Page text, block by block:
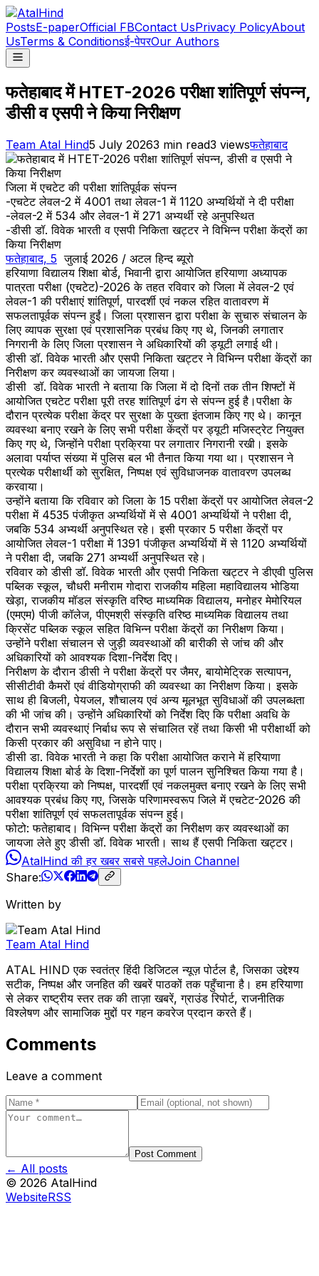
PostsE-paperOfficial FBContact UsPrivacy PolicyAbout
UsTerms & Conditionsई-पेपरOur Authors
फतेहाबाद में HTET-2026 परीक्षा शांतिपूर्ण संपन्न,
डीसी व एसपी ने किया निरीक्षण
Team Atal Hind5 July 20263 min read3 viewsफतेहाबाद
जिला में एचटेट की परीक्षा शांतिपूर्वक संपन्न
-एचटेट लेवल-2 में 4001 तथा लेवल-1 में 1120 अभ्यर्थियों ने दी परीक्षा
-लेवल-2 में 534 और लेवल-1 में 271 अभ्यर्थी रहे अनुपस्थित
-डीसी डॉ. विवेक भारती व एसपी निकिता खट्टर ने विभिन्न परीक्षा केंद्रों का
किया निरीक्षण
फतेहाबाद, 5 जुलाई 2026 / अटल हिन्द ब्यूरो
हरियाणा विद्यालय शिक्षा बोर्ड, भिवानी द्वारा आयोजित हरियाणा अध्यापक
पात्रता परीक्षा (एचटेट)-2026 के तहत रविवार को जिला में लेवल-2 एवं
लेवल-1 की परीक्षाएं शांतिपूर्ण, पारदर्शी एवं नकल रहित वातावरण में
सफलतापूर्वक संपन्न हुईं। जिला प्रशासन द्वारा परीक्षा के सुचारु संचालन के
लिए व्यापक सुरक्षा एवं प्रशासनिक प्रबंध किए गए थे, जिनकी लगातार
निगरानी के लिए जिला प्रशासन ने अधिकारियों की ड्यूटी लगाई थी।
डीसी डॉ. विवेक भारती और एसपी निकिता खट्टर ने विभिन्न परीक्षा केंद्रों का
निरीक्षण कर व्यवस्थाओं का जायजा लिया।
डीसी डॉ. विवेक भारती ने बताया कि जिला में दो दिनों तक तीन शिफ्टों में
आयोजित एचटेट परीक्षा पूरी तरह शांतिपूर्ण ढंग से संपन्न हुई है।परीक्षा के
दौरान प्रत्येक परीक्षा केंद्र पर सुरक्षा के पुख्ता इंतजाम किए गए थे। कानून
व्यवस्था बनाए रखने के लिए सभी परीक्षा केंद्रों पर ड्यूटी मजिस्ट्रेट नियुक्त
किए गए थे, जिन्होंने परीक्षा प्रक्रिया पर लगातार निगरानी रखी। इसके
अलावा पर्याप्त संख्या में पुलिस बल भी तैनात किया गया था। प्रशासन ने
प्रत्येक परीक्षार्थी को सुरक्षित, निष्पक्ष एवं सुविधाजनक वातावरण उपलब्ध
करवाया।
उन्होंने बताया कि रविवार को जिला के 15 परीक्षा केंद्रों पर आयोजित लेवल-2
परीक्षा में 4535 पंजीकृत अभ्यर्थियों में से 4001 अभ्यर्थियों ने परीक्षा दी,
जबकि 534 अभ्यर्थी अनुपस्थित रहे। इसी प्रकार 5 परीक्षा केंद्रों पर
आयोजित लेवल-1 परीक्षा में 1391 पंजीकृत अभ्यर्थियों में से 1120 अभ्यर्थियों
ने परीक्षा दी, जबकि 271 अभ्यर्थी अनुपस्थित रहे।
रविवार को डीसी डॉ. विवेक भारती और एसपी निकिता खट्टर ने डीएवी पुलिस
पब्लिक स्कूल, चौधरी मनीराम गोदारा राजकीय महिला महाविद्यालय भोडिया
खेड़ा, राजकीय मॉडल संस्कृति वरिष्ठ माध्यमिक विद्यालय, मनोहर मेमोरियल
(एमएम) पीजी कॉलेज, पीएमश्री संस्कृति वरिष्ठ माध्यमिक विद्यालय तथा
क्रिसेंट पब्लिक स्कूल सहित विभिन्न परीक्षा केंद्रों का निरीक्षण किया।
उन्होंने परीक्षा संचालन से जुड़ी व्यवस्थाओं की बारीकी से जांच की और
अधिकारियों को आवश्यक दिशा-निर्देश दिए।
निरीक्षण के दौरान डीसी ने परीक्षा केंद्रों पर जैमर, बायोमेट्रिक सत्यापन,
सीसीटीवी कैमरों एवं वीडियोग्राफी की व्यवस्था का निरीक्षण किया। इसके
साथ ही बिजली, पेयजल, शौचालय एवं अन्य मूलभूत सुविधाओं की उपलब्धता
की भी जांच की। उन्होंने अधिकारियों को निर्देश दिए कि परीक्षा अवधि के
दौरान सभी व्यवस्थाएं निर्बाध रूप से संचालित रहें तथा किसी भी परीक्षार्थी को
किसी प्रकार की असुविधा न होने पाए।
डीसी डा. विवेक भारती ने कहा कि परीक्षा आयोजित कराने में हरियाणा
विद्यालय शिक्षा बोर्ड के दिशा-निर्देशों का पूर्ण पालन सुनिश्चित किया गया है।
परीक्षा प्रक्रिया को निष्पक्ष, पारदर्शी एवं नकलमुक्त बनाए रखने के लिए सभी
आवश्यक प्रबंध किए गए, जिसके परिणामस्वरूप जिले में एचटेट-2026 की
परीक्षा शांतिपूर्ण एवं सफलतापूर्वक संपन्न हुई।
फोटो: फतेहाबाद। विभिन्न परीक्षा केंद्रों का निरीक्षण कर व्यवस्थाओं का
जायजा लेते हुए डीसी डॉ. विवेक भारती। साथ हैं एसपी निकिता खट्टर।
AtalHind की हर खबर सबसे पहलेJoin Channel
Share:
Written by
Team Atal Hind
ATAL HIND एक स्वतंत्र हिंदी डिजिटल न्यूज़ पोर्टल है, जिसका उद्देश्य
सटीक, निष्पक्ष और जनहित की खबरें पाठकों तक पहुँचाना है। हम हरियाणा
से लेकर राष्ट्रीय स्तर तक की ताज़ा खबरें, ग्राउंड रिपोर्ट, राजनीतिक
विश्लेषण और सामाजिक मुद्दों पर गहन कवरेज प्रदान करते हैं।
Comments
Leave a comment
Post Comment
← All posts
© 2026 AtalHind
WebsiteRSS